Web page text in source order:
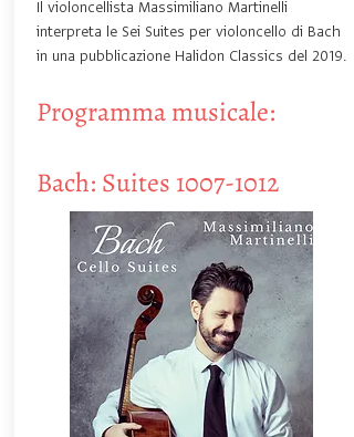
Il violoncellista Massimiliano Martinelli
interpreta le Sei Suites per violoncello di Bach
in una pubblicazione Halidon Classics del 2019.
Programma musicale:
Bach: Suites 1007-1012